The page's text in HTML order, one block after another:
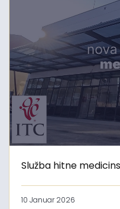
Služba hitne
10 Januar 2026